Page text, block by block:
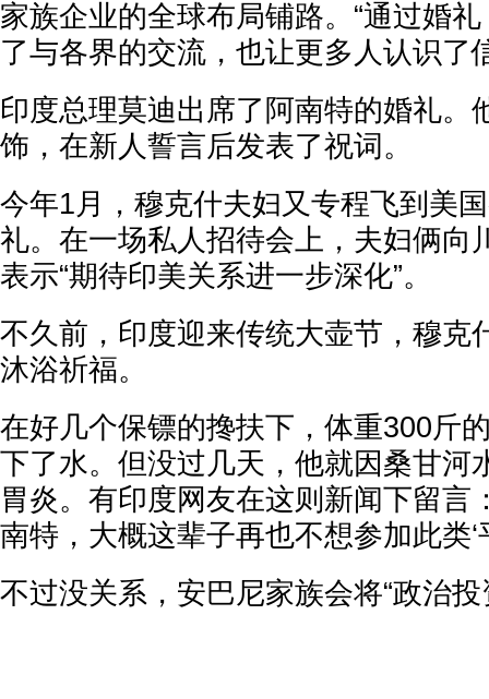
家族企业的全球布局铺路。“通过婚
了与各界的交流，也让更多人认识了
印度总理莫迪出席了阿南特的婚礼。
饰，在新人誓言后发表了祝词。
今年1月，穆克什夫妇又专程飞到美
礼。在一场私人招待会上，夫妇俩向
表示“期待印美关系进一步深化”。
不久前，印度迎来传统大壶节，穆克
沐浴祈福。
在好几个保镖的搀扶下，体重300斤
下了水。但没过几天，他就因桑甘河
胃炎。有印度网友在这则新闻下留言
南特，大概这辈子再也不想参加此类‘
不过没关系，安巴尼家族会将“政治投